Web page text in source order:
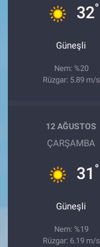
32°
Güneşli
Nem: %20
Rüzgar: 5.89 m/s
12 AĞUSTOS
ÇARŞAMBA
31 °
Güneşli
Nem: %19
Rüzgar: 6.19 m/s